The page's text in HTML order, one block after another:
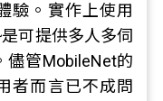
驗。實作上使用
可提供多人多伺
儘管MobileNet的
者而言已不成問